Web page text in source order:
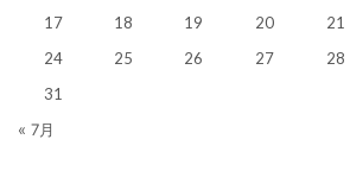
17 18 19 20 21
24
25 26 27 28
31
« 7月